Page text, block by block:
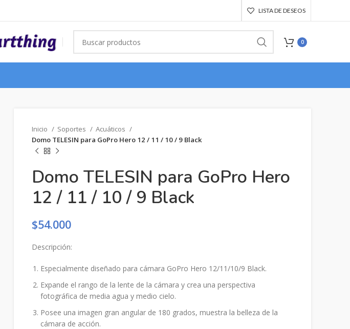
LISTA DE DESEOS
0
Inicio Soportes
Acuáticos
Domo TELESIN para GoPro Hero 12 / 11 / 10 / 9 Black
Domo TELESIN para GoPro Hero
12 / 11 / 10 / 9 Black
$54.000
Descripción:
Especialmente diseñado para cámara GoPro Hero 12/11/10/9 Black.
Expande el rango de la lente de la cámara y crea una perspectiva
fotográfica de media agua y medio cielo.
Posee una imagen gran angular de 180 grados, muestra la belleza de la
cámara de acción.